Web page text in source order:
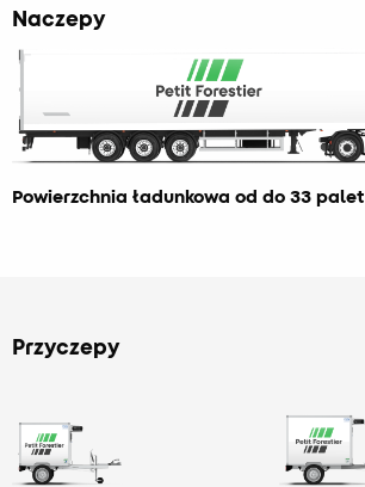
Naczepy
Powierzchnia ładunkowa od do 33 palet
Przyczepy